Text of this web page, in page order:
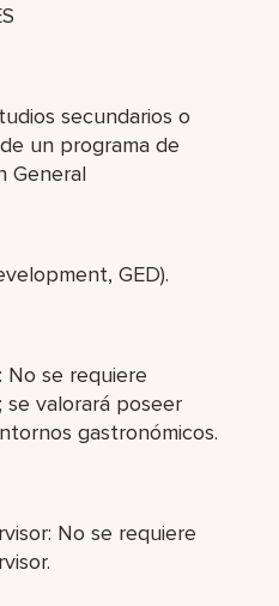
secundarios o
un programa de
General
GED).
No se requiere
valorará poseer
gastronómicos.
No se requiere